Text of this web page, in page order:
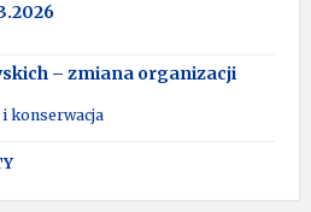
– zmiana organizacji
konserwacja